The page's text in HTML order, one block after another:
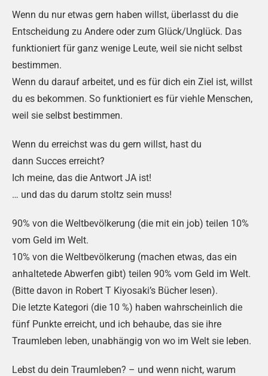
Wenn du nur etwas gern haben willst, überlasst du die
Entscheidung zu Andere oder zum Glück/Unglück. Das
funktioniert für ganz wenige Leute, weil sie nicht selbst
bestimmen.
Wenn du darauf arbeitet, und es für dich ein Ziel ist, willst
du es bekommen. So funktioniert es für viehle Menschen,
weil sie selbst bestimmen.
Wenn du erreichst was du gern willst, hast du
dann Succes erreicht?
Ich meine, das die Antwort JA ist!
… und das du darum stoltz sein muss!
90% von die Weltbevölkerung (die mit ein job) teilen 10%
vom Geld im Welt.
10% von die Weltbevölkerung (machen etwas, das ein
anhaltetede Abwerfen gibt) teilen 90% vom Geld im Welt.
(Bitte davon in Robert T Kiyosaki’s Bücher lesen).
Die letzte Kategori (die 10 %) haben wahrscheinlich die
fünf Punkte erreicht, und ich behaube, das sie ihre
Traumleben leben, unabhängig von wo im Welt sie leben.
Lebst du dein Traumleben? – und wenn nicht, warum